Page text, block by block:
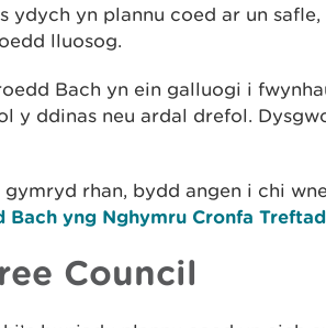
ydych yn plannu coed ar un
lluosog.
Bach yn ein galluogi i
y ddinas neu ardal drefol.
gymryd rhan, bydd angen i chi
Bach yng Nghymru Cronfa
Council